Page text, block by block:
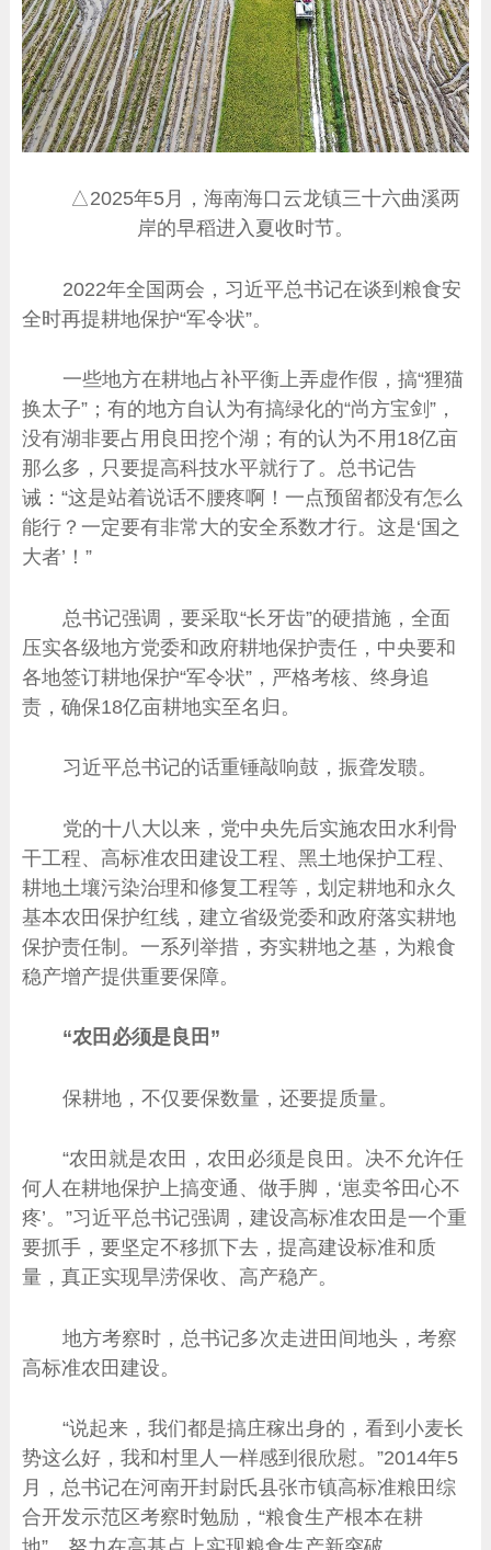
△2025年5月，海南海口云龙镇三十六曲溪两
岸的早稻进入夏收时节。
2022年全国两会，习近平总书记在谈到粮食安
全时再提耕地保护“军令状”。
一些地方在耕地占补平衡上弄虚作假，搞“狸猫
换太子”；有的地方自认为有搞绿化的“尚方宝剑”，
没有湖非要占用良田挖个湖；有的认为不用18亿亩
那么多，只要提高科技水平就行了。总书记告
诫：“这是站着说话不腰疼啊！一点预留都没有怎么
能行？一定要有非常大的安全系数才行。这是‘国之
大者’！”
总书记强调，要采取“长牙齿”的硬措施，全面
压实各级地方党委和政府耕地保护责任，中央要和
各地签订耕地保护“军令状”，严格考核、终身追
责，确保18亿亩耕地实至名归。
习近平总书记的话重锤敲响鼓，振聋发聩。
党的十八大以来，党中央先后实施农田水利骨
干工程、高标准农田建设工程、黑土地保护工程、
耕地土壤污染治理和修复工程等，划定耕地和永久
基本农田保护红线，建立省级党委和政府落实耕地
保护责任制。一系列举措，夯实耕地之基，为粮食
稳产增产提供重要保障。
“农田必须是良田”
保耕地，不仅要保数量，还要提质量。
“农田就是农田，农田必须是良田。决不允许任
何人在耕地保护上搞变通、做手脚，‘崽卖爷田心不
疼’。”习近平总书记强调，建设高标准农田是一个重
要抓手，要坚定不移抓下去，提高建设标准和质
量，真正实现旱涝保收、高产稳产。
地方考察时，总书记多次走进田间地头，考察
高标准农田建设。
“说起来，我们都是搞庄稼出身的，看到小麦长
势这么好，我和村里人一样感到很欣慰。”2014年5
月，总书记在河南开封尉氏县张市镇高标准粮田综
合开发示范区考察时勉励，“粮食生产根本在耕